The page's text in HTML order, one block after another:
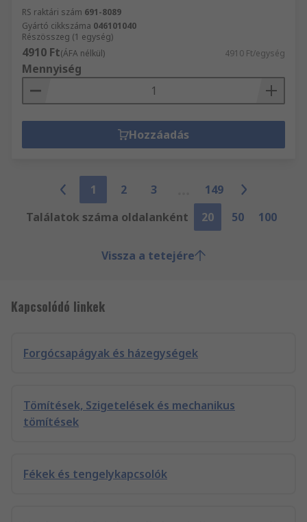
RS raktári szám 691-8089
Gyártó cikkszáma 046101040
Részösszeg (1 egység)
4910 Ft(ÁFA nélkül) 4910 Ft/egység
Mennyiség
Hozzáadás
1 2 3
149
Találatok száma oldalanként
20 50 100
Vissza a tetejére
Kapcsolódó linkek
Forgócsapágyak és házegységek
Tömítések, Szigetelések és mechanikus
tömítések
Fékek és tengelykapcsolók